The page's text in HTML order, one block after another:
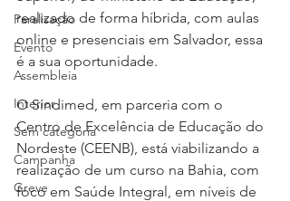
Paralisação
Evento
Assembleia
Interior
Sem categoria
Campanha
Greve
realizado de forma híbrida, com aulas
online e presenciais em Salvador, essa
é a sua oportunidade.
O Sindimed, em parceria com o
Centro de Excelência de Educação do
Nordeste (CEENB), está viabilizando a
realização de um curso na Bahia, com
foco em Saúde Integral, em níveis de